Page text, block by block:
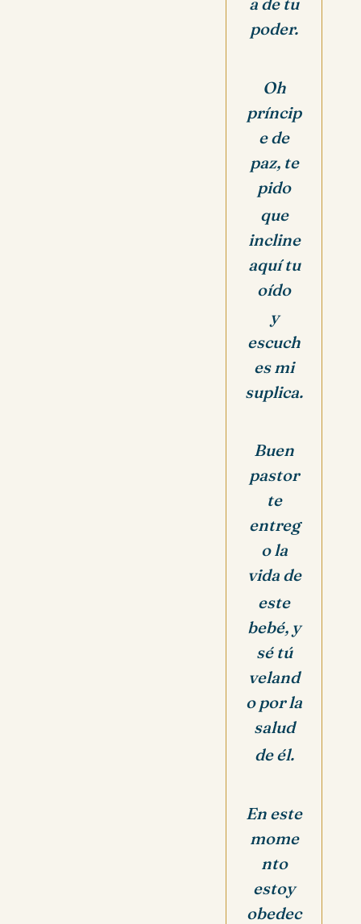
poder.
Oh
príncip
e de
paz, te
pido
que
incline
aquí tu
oído
y
escuch
es mi
suplica.
Buen
pastor
te
entreg
o la
vida de
este
bebé, y
sé tú
veland
o por la
salud
de él.
En este
mome
nto
estoy
obedec